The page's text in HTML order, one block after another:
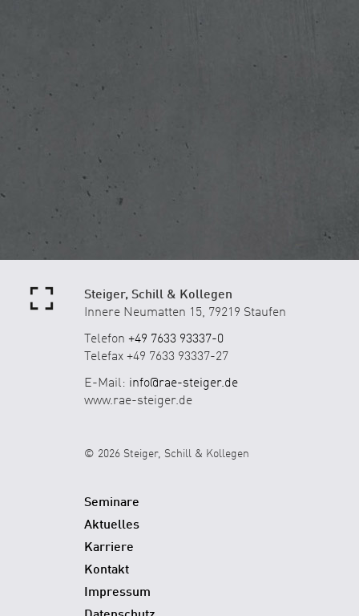
Steiger, Schill & Kollegen
Innere Neumatten 15, 79219 Staufen
Telefon +49 7633 93337-0
Telefax +49 7633 93337-27
E-Mail: info@rae-steiger.de
www.rae-steiger.de
© 2026 Steiger, Schill & Kollegen
Seminare
Aktuelles
Karriere
Kontakt
Impressum